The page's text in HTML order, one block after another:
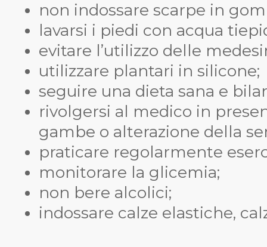
non indossare scarpe in
lavarsi i piedi con acqua
evitare l’utilizzo delle
utilizzare plantari in silicone;
seguire una dieta sana e
rivolgersi al medico in
gambe o alterazione della
praticare regolarmente
monitorare la glicemia;
non bere alcolici;
indossare calze elastiche,